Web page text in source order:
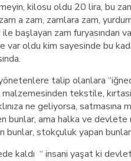
kilosu oldu 20 lira, bu
a zam, zamlara zam,
başlayan zam furyasından
oldu kim sayesinde bu
talip olanlara
tekstile,
ne geliyorsa,
bunlar, ama halka ve
stokçuluk yapan
kaldı “ insani yaşat ki